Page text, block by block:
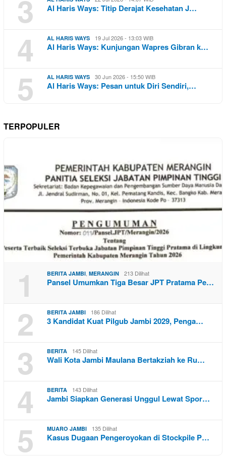
3 Al Haris Ways: Titip Derajat Kesehatan J…
4 AL HARIS WAYS 19 Jul 2026 - 13:03 WIB
Al Haris Ways: Kunjungan Wapres Gibran k…
5 AL HARIS WAYS 30 Jun 2026 - 15:50 WIB
Al Haris Ways: Pesan untuk Diri Sendiri,…
TERPOPULER
1 BERITA JAMBI, MERANGIN 213 Dilihat
Pansel Umumkan Tiga Besar JPT Pratama Pe…
2 BERITA JAMBI 186 Dilihat
3 Kandidat Kuat Pilgub Jambi 2029, Penga…
3 BERITA 145 Dilihat
Wali Kota Jambi Maulana Bertakziah ke Ru…
4 BERITA 143 Dilihat
Jambi Siapkan Generasi Unggul Lewat Spor…
5 MUARO JAMBI 135 Dilihat
Kasus Dugaan Pengeroyokan di Stockpile P…